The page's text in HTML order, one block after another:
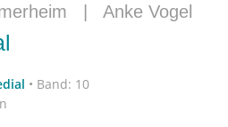
Anke Vogel
• Band: 10